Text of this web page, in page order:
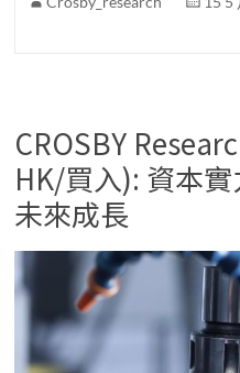
CROSBY
HK/買入): 資本
未來成長